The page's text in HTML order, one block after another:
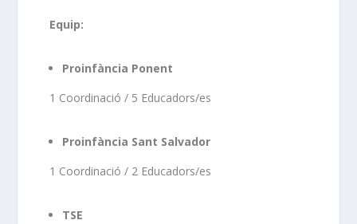
Equip:
Proinfància Ponent
1 Coordinació / 5 Educadors/es
Proinfància Sant Salvador
1 Coordinació / 2 Educadors/es
TSE